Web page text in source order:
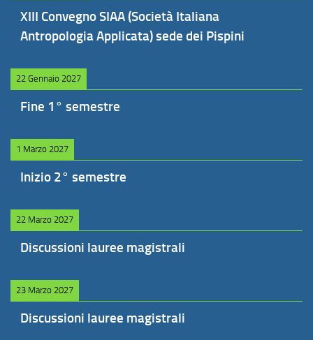
XIII Convegno SIAA (Società Italiana
Antropologia Applicata) sede dei Pispini
22 Gennaio 2027
Fine 1° semestre
1 Marzo 2027
Inizio 2° semestre
22 Marzo 2027
Discussioni lauree magistrali
23 Marzo 2027
Discussioni lauree magistrali